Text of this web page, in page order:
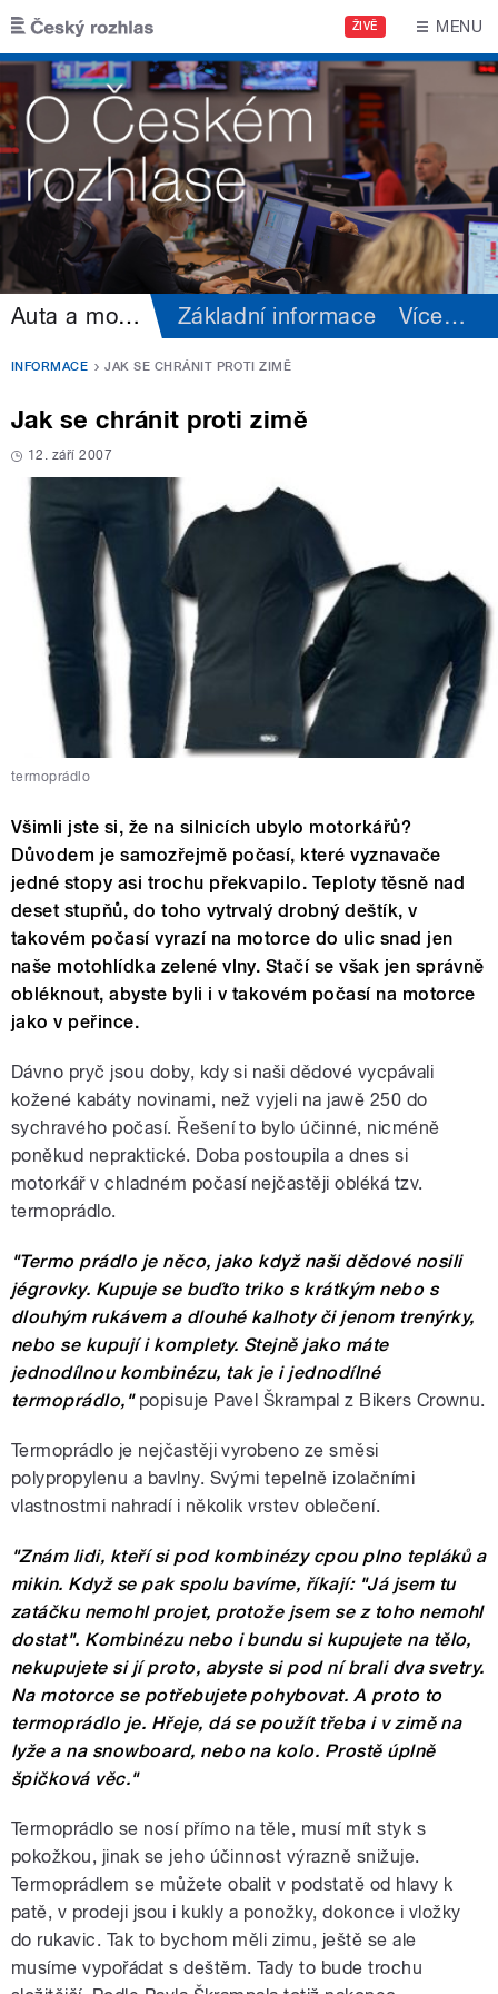
Přejít k hlavnímu obsahu
ŽIVĚ MENU
Auta a motorismus Základní informace Více…
INFORMACE JAK SE CHRÁNIT PROTI ZIMĚ
Jak se chránit proti zimě
12. září 2007
termoprádlo
Všimli jste si, že na silnicích ubylo motorkářů?
Důvodem je samozřejmě počasí, které vyznavače
jedné stopy asi trochu překvapilo. Teploty těsně nad
deset stupňů, do toho vytrvalý drobný deštík, v
takovém počasí vyrazí na motorce do ulic snad jen
naše motohlídka zelené vlny. Stačí se však jen správně
obléknout, abyste byli i v takovém počasí na motorce
jako v peřince.
Dávno pryč jsou doby, kdy si naši dědové vycpávali
kožené kabáty novinami, než vyjeli na jawě 250 do
sychravého počasí. Řešení to bylo účinné, nicméně
poněkud nepraktické. Doba postoupila a dnes si
motorkář v chladném počasí nejčastěji obléká tzv.
termoprádlo.
"Termo prádlo je něco, jako když naši dědové nosili
jégrovky. Kupuje se buďto triko s krátkým nebo s
dlouhým rukávem a dlouhé kalhoty či jenom trenýrky,
nebo se kupují i komplety. Stejně jako máte
jednodílnou kombinézu, tak je i jednodílné
termoprádlo,"popisuje Pavel Škrampal z Bikers Crownu.
Termoprádlo je nejčastěji vyrobeno ze směsi
polypropylenu a bavlny. Svými tepelně izolačními
vlastnostmi nahradí i několik vrstev oblečení.
"Znám lidi, kteří si pod kombinézy cpou plno tepláků a
mikin. Když se pak spolu bavíme, říkají: "Já jsem tu
zatáčku nemohl projet, protože jsem se z toho nemohl
dostat". Kombinézu nebo i bundu si kupujete na tělo,
nekupujete si jí proto, abyste si pod ní brali dva svetry.
Na motorce se potřebujete pohybovat. A proto to
termoprádlo je. Hřeje, dá se použít třeba i v zimě na
lyže a na snowboard, nebo na kolo. Prostě úplně
špičková věc."
Termoprádlo se nosí přímo na těle, musí mít styk s
pokožkou, jinak se jeho účinnost výrazně snižuje.
Termoprádlem se můžete obalit v podstatě od hlavy k
patě, v prodeji jsou i kukly a ponožky, dokonce i vložky
do rukavic. Tak to bychom měli zimu, ještě se ale
musíme vypořádat s deštěm. Tady to bude trochu